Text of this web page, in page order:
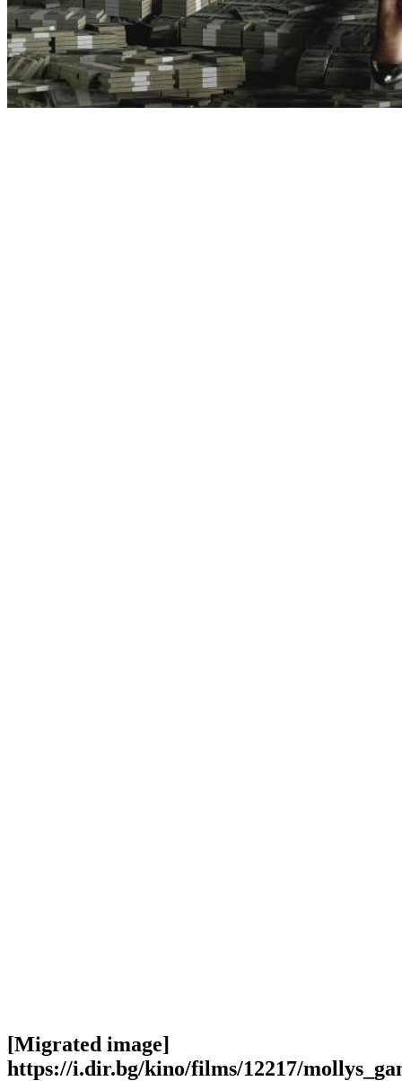
[Migrated image]
https://i.dir.bg/kino/films/12217/